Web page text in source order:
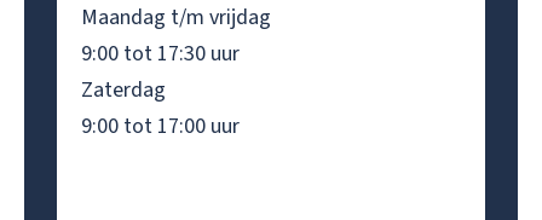
Maandag t/m vrijdag
9:00 tot 17:30 uur
Zaterdag
9:00 tot 17:00 uur